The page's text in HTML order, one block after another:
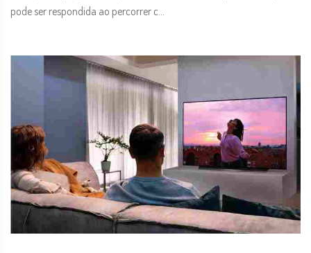
pode ser respondida ao percorrer c...